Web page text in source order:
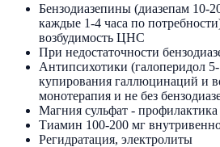
Бензодиазепины (диазепам 10-
каждые 1-4 часа по
возбудимость ЦНС
При недостаточности
Антипсихотики (галоперидол
купирования галлюцинаций и
монотерапия и не без
Магния сульфат - профилактика
Тиамин 100-200 мг
Регидратация, электролиты